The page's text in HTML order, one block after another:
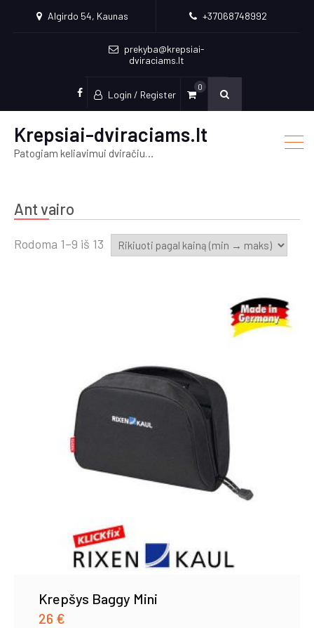
Algirdo 54, Kaunas +37068748992
prekyba@krepsiai-
dviraciams.lt
facebook
Login / Register
0
Krepsiai-dviraciams.lt
Patogiam keliavimui dviračiu…
Ant vairo
Rodoma 1–9 iš 13 Rūšiuojama
Krepšys Baggy Mini
26 €